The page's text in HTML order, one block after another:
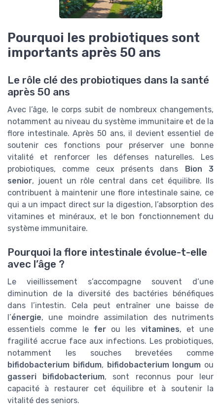
Pourquoi les probiotiques sont
importants après 50 ans
Le rôle clé des probiotiques dans la santé
après 50 ans
Avec l’âge, le corps subit de nombreux changements,
notamment au niveau du système immunitaire et de la
flore intestinale. Après 50 ans, il devient essentiel de
soutenir ces fonctions pour préserver une bonne
vitalité et renforcer les défenses naturelles. Les
probiotiques, comme ceux présents dans
Bion 3
senior, jouent un rôle central dans cet équilibre. Ils
contribuent à maintenir une flore intestinale saine, ce
qui a un impact direct sur la digestion, l’absorption des
vitamines et minéraux, et le bon fonctionnement du
système immunitaire.
Pourquoi la flore intestinale évolue-t-elle
avec l’âge ?
Le vieillissement s’accompagne souvent d’une
diminution de la diversité des bactéries bénéfiques
dans l’intestin. Cela peut entraîner une baisse de
l’énergie, une moindre assimilation des nutriments
essentiels comme le ferou les vitamines, et une
fragilité accrue face aux infections. Les probiotiques,
notamment les souches brevetées comme
bifidobacterium bifidum, bifidobacterium longum ou
gasseri bifidobacterium, sont reconnus pour leur
capacité à restaurer cet équilibre et à soutenir la
vitalité des seniors.